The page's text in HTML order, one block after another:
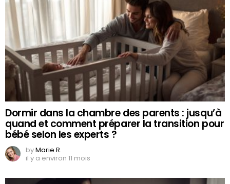
Dormir dans la chambre des parents : jusqu’à
quand et comment préparer la transition pour
bébé selon les experts ?
byMarie R.
il y a environ 11 mois